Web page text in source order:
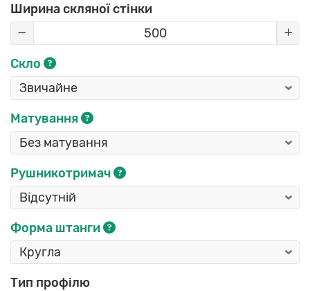
Ширина скляної стінки
Скло
Матування
Рушникотримач
Форма штанги
Тип профілю